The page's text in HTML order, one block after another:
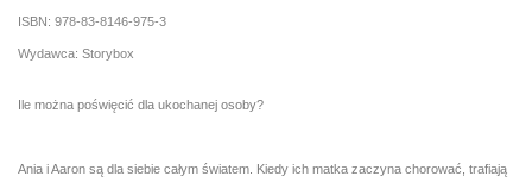
ISBN: 978-83-8146-975-3
Wydawca: Storybox
Ile można poświęcić dla ukochanej osoby?
Ania i Aaron są dla siebie całym światem. Kiedy ich matka zaczyna chorować, trafiają